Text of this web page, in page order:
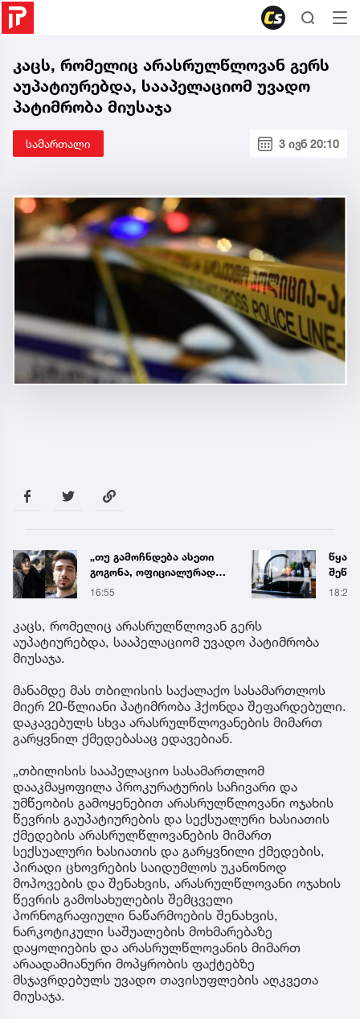
კაცს, რომელიც არასრულწლოვან გერს
აუპატიურებდა, სააპელაციომ უვადო
პატიმრობა მიუსაჯა
სამართალი 3 ივნ 20:10
წყალი 16 საათით
შეწყდება - გადაამოწმეთ
მისამართები
18:21
ნია
12:56
კაცს, რომელიც არასრულწლოვან გერს
აუპატიურებდა, სააპელაციომ უვადო პატიმრობა
მიუსაჯა.
მანამდე მას თბილისის საქალაქო სასამართლოს
მიერ 20-წლიანი პატიმრობა ჰქონდა შეფარდებული.
დაკავებულს სხვა არასრულწლოვანების მიმართ
გარყვნილ ქმედებასაც ედავებიან.
„თბილისის სააპელაციო სასამართლომ
დააკმაყოფილა პროკურატურის საჩივარი და
უმწეობის გამოყენებით არასრულწლოვანი ოჯახის
წევრის გაუპატიურების და სექსუალური ხასიათის
ქმედების არასრულწლოვანების მიმართ
სექსუალური ხასიათის და გარყვნილი ქმედების,
პირადი ცხოვრების საიდუმლოს უკანონოდ
მოპოვების და შენახვის, არასრულწლოვანი ოჯახის
წევრის გამოსახულების შემცველი
პორნოგრაფიული ნაწარმოების შენახვის,
ნარკოტიკული საშუალების მოხმარებაზე
დაყოლიების და არასრულწლოვანის მიმართ
არაადამიანური მოპყრობის ფაქტებზე
მსჯავრდებულს უვადო თავისუფლების აღკვეთა
მიუსაჯა.